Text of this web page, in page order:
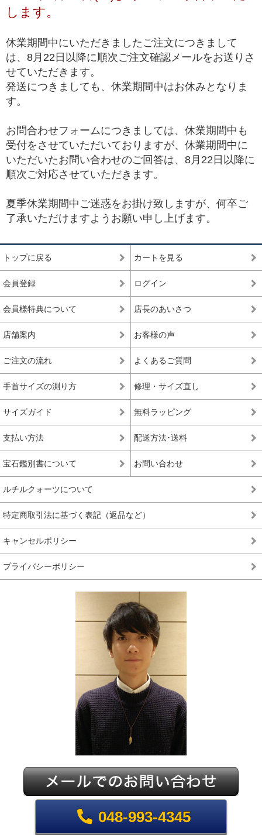
*1 トップクオリティは、品質が最も高いという意味で一般に用いられ、最
します。
休業期間中にいただきましたご注文につきまして
は、8月22日以降に順次ご注文確認メールをお送りさ
せていただきます。
発送につきましても、休業期間中はお休みとなりま
す。
お問合わせフォームにつきましては、休業期間中も
受付をさせていただいておりますが、休業期間中に
いただいたお問い合わせのご回答は、8月22日以降に
順次ご対応させていただきます。
夏季休業期間中ご迷惑をお掛け致しますが、何卒ご
了承いただけますようお願い申し上げます。
トップに戻る カートを見る
会員登録 ログイン
会員様特典について 店長のあいさつ
店舗案内 お客様の声
ご注文の流れ よくあるご質問
手首サイズの測り方 修理・サイズ直し
サイズガイド 無料ラッピング
支払い方法 配送方法･送料
宝石鑑別書について お問い合わせ
ルチルクォーツについて
特定商取引法に基づく表記（返品など）
キャンセルポリシー
プライバシーポリシー
048-993-4345